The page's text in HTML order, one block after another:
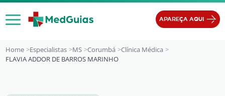
Ir para o conteúdo
APAREÇA AQUI
Home Especialistas MS Corumbá
Clínica Médica
FLAVIA ADDOR DE BARROS MARINHO